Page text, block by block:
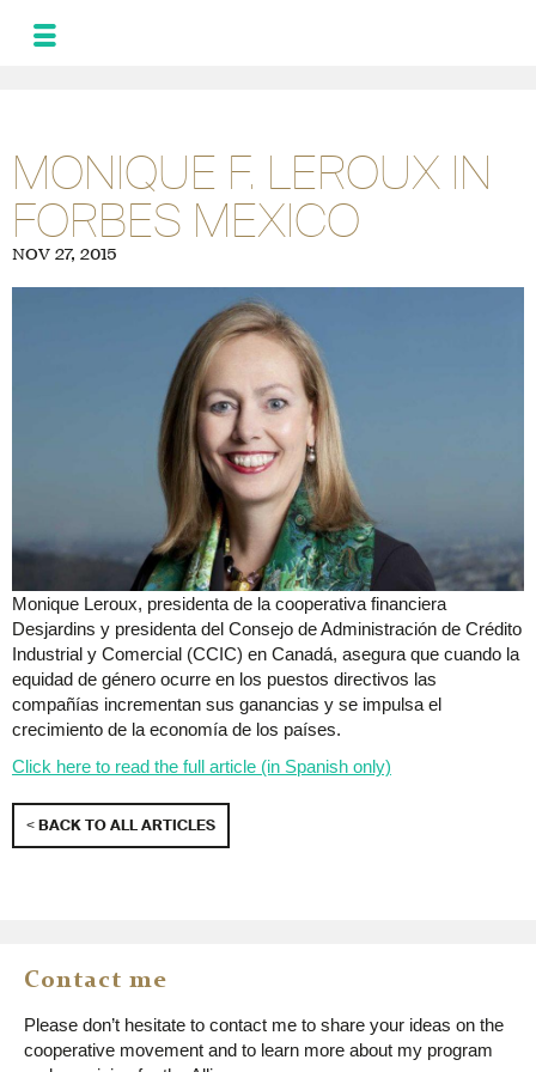
AND UPDATES
PROGRAM FOR
THE ALLIANCE
FRA SPA
MONIQUE F. LEROUX IN
FORBES MEXICO
NOV 27, 2015
Monique Leroux, presidenta de la cooperativa financiera
Desjardins y presidenta del Consejo de Administración de Crédito
Industrial y Comercial (CCIC) en Canadá, asegura que cuando la
equidad de género ocurre en los puestos directivos las
compañías incrementan sus ganancias y se impulsa el
crecimiento de la economía de los países.
Click here to read the full article (in Spanish only)
< BACK TO ALL ARTICLES
Contact me
Please don’t hesitate to contact me to share your ideas on the
cooperative movement and to learn more about my program